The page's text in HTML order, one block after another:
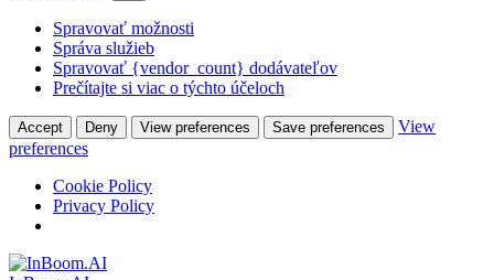
Spravovať možnosti
Správa služieb
Spravovať {vendor_count} dodávateľov
Prečítajte si viac o týchto účeloch
Accept Deny View preferences Save preferences
View
preferences
Cookie Policy
Privacy Policy
Skip